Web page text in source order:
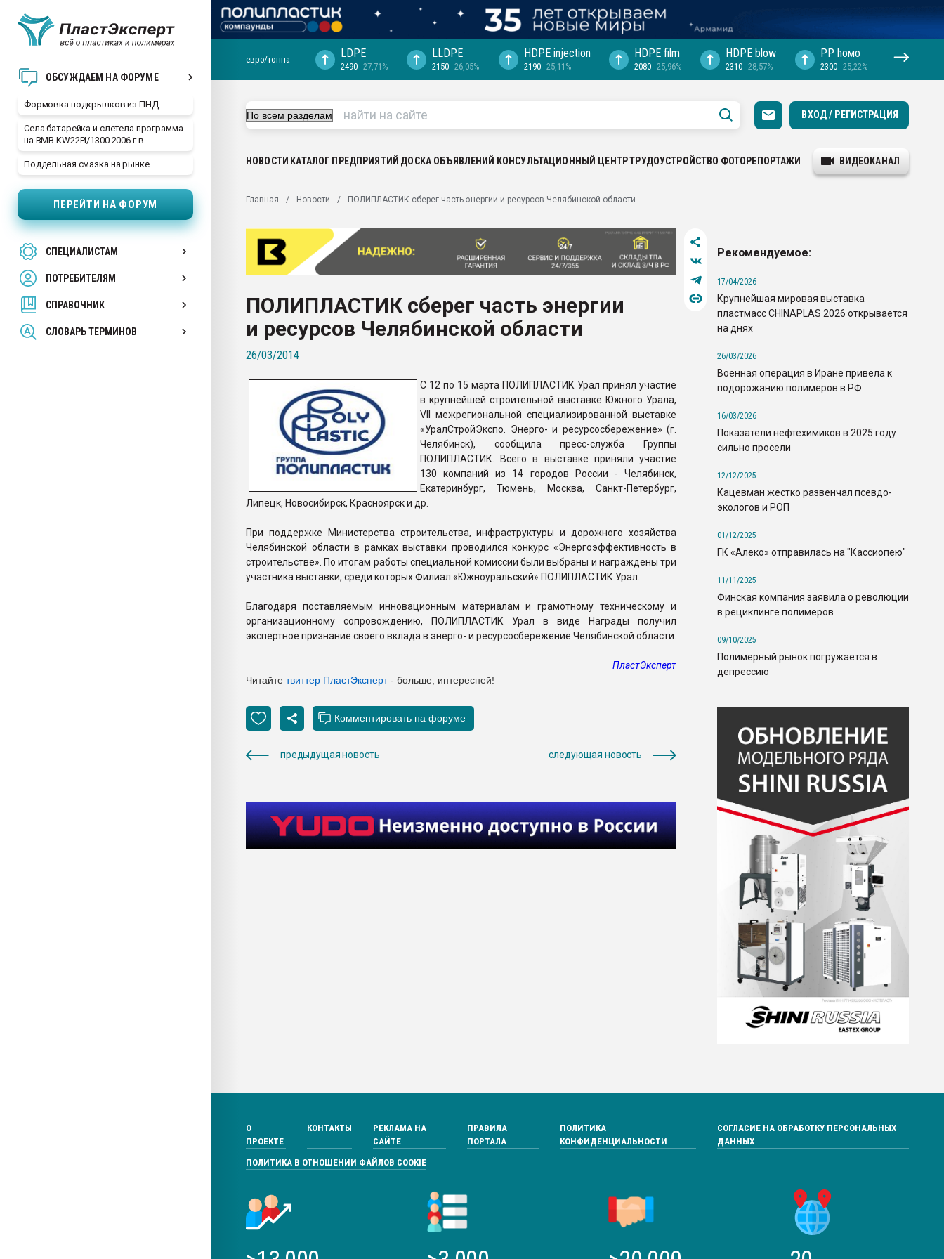
ОБСУЖДАЕМ НА ФОРУМЕ
Формовка подкрылков из ПНД
Села батарейка и слетела программа
на BMB KW22PI/1300 2006 г.в.
Поддельная смазка на рынке
ПЕРЕЙТИ НА ФОРУМ
СПЕЦИАЛИСТАМ
ПОТРЕБИТЕЛЯМ
СПРАВОЧНИК
СЛОВАРЬ ТЕРМИНОВ
29.07.2026 ФРП помог "Ижевскому
Вакуум-формовочные машины:
28.07.2026 Автоматизация выходит на
первый план в переработке
пластмасс
ситуацией на строительном рынке
Всё, что касается выдува ПЭТ
бутылок
ПЕРЕЙТИ НА ФОРУМ
евро/тонна LDPE
2490 27,71%
LLDPE
2150 26,05%
HDPE injection
2190 25,11%
HDPE film
2080 25,96%
HDPE blow
2310 28,57%
PP hомо
2300 25,22%
ВХОД / РЕГИСТРАЦИЯ
НОВОСТИ КАТАЛОГ ПРЕДПРИЯТИЙ ДОСКА ОБЪЯВЛЕНИЙ КОНСУЛЬТАЦИОННЫЙ ЦЕНТРТРУДОУСТРОЙСТВО ФОТОРЕПОРТАЖИ ВИДЕОКАНАЛ
Главная Новости ПОЛИПЛАСТИК сберег часть энергии и ресурсов Челябинской области
ПОЛИПЛАСТИК сберег часть энергии
и ресурсов Челябинской области
26/03/2014
С 12 по 15 марта ПОЛИПЛАСТИК Урал принял участие
в крупнейшей строительной выставке Южного Урала,
VII межрегиональной специализированной выставке
«УралСтройЭкспо. Энерго- и ресурсосбережение» (г.
Челябинск), сообщила пресс-служба Группы
ПОЛИПЛАСТИК. Всего в выставке приняли участие
130 компаний из 14 городов России - Челябинск,
Екатеринбург, Тюмень, Москва, Санкт-Петербург,
Липецк, Новосибирск, Красноярск и др.
При поддержке Министерства строительства, инфраструктуры и дорожного хозяйства
Челябинской области в рамках выставки проводился конкурс «Энергоэффективность в
строительстве». По итогам работы специальной комиссии были выбраны и награждены три
участника выставки, среди которых Филиал «Южноуральский» ПОЛИПЛАСТИК Урал.
Благодаря поставляемым инновационным материалам и грамотному техническому и
организационному сопровождению, ПОЛИПЛАСТИК Урал в виде Награды получил
экспертное признание своего вклада в энерго- и ресурсосбережение Челябинской области.
ПластЭксперт
Читайте твиттер ПластЭксперт- больше, интересней!
предыдущая новость следующая новость
Рекомендуемое:
17/04/2026
Крупнейшая мировая выставка
пластмасс CHINAPLAS 2026 открывается
на днях
26/03/2026
Военная операция в Иране привела к
подорожанию полимеров в РФ
16/03/2026
Показатели нефтехимиков в 2025 году
сильно просели
12/12/2025
Кацевман жестко развенчал псевдо-
экологов и РОП
01/12/2025
ГК «Алеко» отправилась на "Кассиопею"
11/11/2025
Финская компания заявила о революции
в рециклинге полимеров
09/10/2025
Полимерный рынок погружается в
депрессию
О
ПРОЕКТЕ
КОНТАКТЫ
РЕКЛАМА НА
САЙТЕ
ПРАВИЛА
ПОРТАЛА
ПОЛИТИКА
КОНФИДЕНЦИАЛЬНОСТИ
СОГЛАСИЕ НА ОБРАБОТКУ ПЕРСОНАЛЬНЫХ
ДАННЫХ
ПОЛИТИКА В ОТНОШЕНИИ ФАЙЛОВ COOKIE